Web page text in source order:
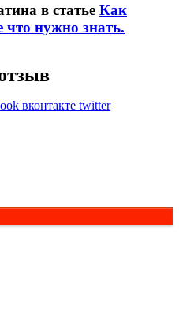
в статье Как
что нужно знать.
вконтакте twitter